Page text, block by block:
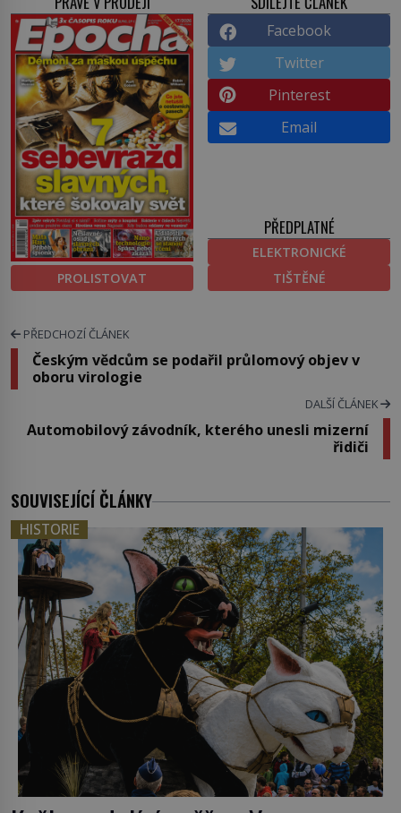
PROLISTOVAT
Facebook
Twitter
Pinterest
Email
PŘEDPLATNÉ
ELEKTRONICKÉ
TIŠTĚNÉ
PŘEDCHOZÍ ČLÁNEK
Českým vědcům se podařil průlomový objev v
oboru virologie
DALŠÍ ČLÁNEK
Automobilový závodník, kterého unesli mizerní
řidiči
SOUVISEJÍCÍ ČLÁNKY
HISTORIE